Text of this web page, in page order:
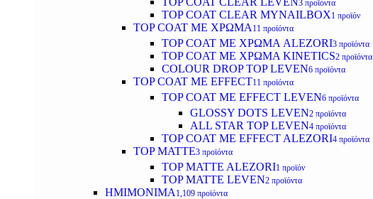
3 προϊόντα
TOP COAT CLEAR MYNAILBOX1 προϊόν
TOP COAT ΜΕ ΧΡΩΜΑ 11 προϊόντα
TOP COAT ΜΕ ΧΡΩΜΑ ALEZORI3 προϊόντα
TOP COAT ΜΕ ΧΡΩΜΑ KINETICS2 προϊόντα
COLOUR DROP TOP LEVEN6 προϊόντα
TOP COAT ΜΕ EFFECT11 προϊόντα
TOP COAT ME EFFECT LEVEN6 προϊόντα
GLOSSY DOTS LEVEN2 προϊόντα
ALL STAR TOP LEVEN4 προϊόντα
TOP COAT ME EFFECT ALEZORI4 προϊόντα
TOP MATTE3 προϊόντα
TOP MATTE ALEZORI1 προϊόν
TOP MATTE LEVEN2 προϊόντα
ΗΜΙΜΟΝΙΜΑ 1,109 προϊόντα